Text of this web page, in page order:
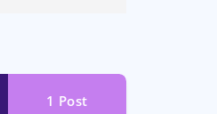
1 Post